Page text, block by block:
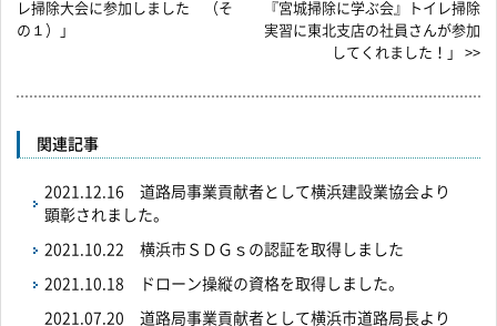
レ掃除大会に参加しました （そ
の１）」
『宮城掃除に学ぶ会』トイレ掃除
実習に東北支店の社員さんが参加
してくれました！」 >>
関連記事
2021.12.16 道路局事業貢献者として横浜建設業協会より
顕彰されました。
2021.10.22 横浜市ＳＤＧｓの認証を取得しました
2021.10.18 ドローン操縦の資格を取得しました。
2021.07.20 道路局事業貢献者として横浜市道路局長より